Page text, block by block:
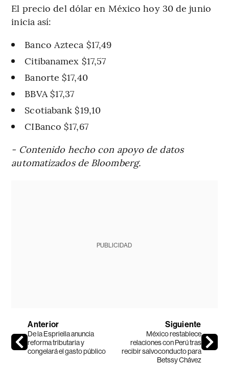
El precio del dólar en México hoy 30 de junio
inicia así:
Banco Azteca $17,49
Citibanamex $17,57
Banorte $17,40
BBVA $17,37
Scotiabank $19,10
CIBanco $17,67
- Contenido hecho con apoyo de datos
automatizados de Bloomberg.
PUBLICIDAD
Anterior
De la Espriella anuncia
reforma tributaria y
congelará el gasto público
Siguiente
México restablece
relaciones con Perú tras
recibir salvoconducto para
Betssy Chávez